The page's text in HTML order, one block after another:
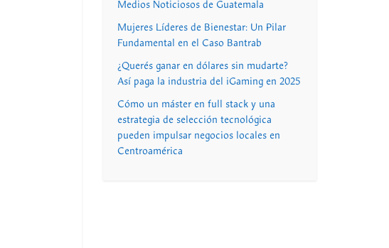
Medios Noticiosos de Guatemala
Mujeres Líderes de Bienestar: Un Pilar
Fundamental en el Caso Bantrab
¿Querés ganar en dólares sin mudarte?
Así paga la industria del iGaming en 2025
Cómo un máster en full stack y una
estrategia de selección tecnológica
pueden impulsar negocios locales en
Centroamérica